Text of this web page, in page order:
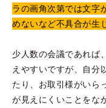
ラの画角次第では文字
めないなど不具合が生
少人数の会議であれば
えやすいですが、自分
たり、お取引様がいら
が見えにくいことをな